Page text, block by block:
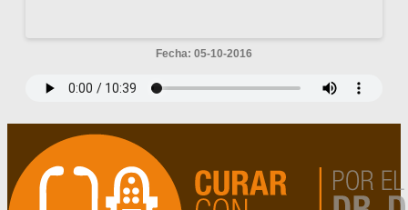
Fecha: 05-10-2016